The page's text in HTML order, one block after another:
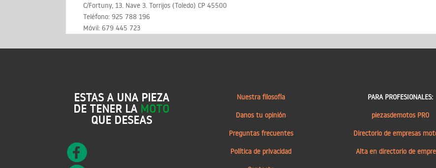
C/Fortuny, 13. Nave 3. Torrijos (Toledo) CP 45500
Teléfono: 925 788 196
Móvil: 679 445 723
ESTAS A UNA PIEZA
DE TENER LA MOTO
QUE DESEAS
Nuestra filosofía
Danos tu opinión
Preguntas frecuentes
Política de privacidad
PARA PROFESIONALES:
piezasdemotos PRO
Directorio de empresas
Alta en directorio de